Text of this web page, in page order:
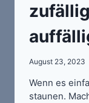
August 23, 2023
Wenn es
staunen.